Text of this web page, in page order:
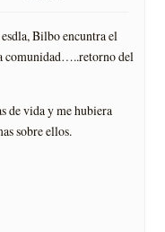
Bilbo encuntra el
comunidad…..retorno del
de vida y me hubiera
sobre ellos.